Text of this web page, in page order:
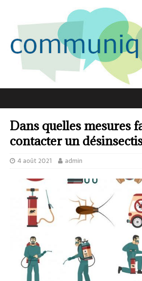
Dans quelles mesures
contacter un
4 août 2021 admin